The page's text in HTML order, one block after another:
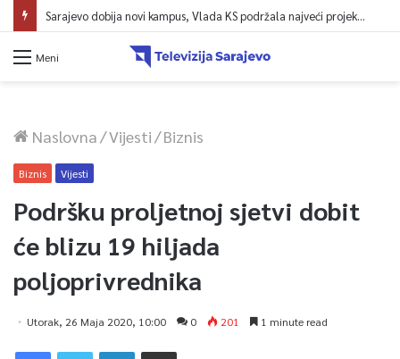
Sarajevo dobija novi kampus, Vlada KS podržala najveći projekt u historiji UNSA
Meni
Naslovna/Vijesti/Biznis
Biznis Vijesti
Podršku proljetnoj sjetvi dobit
će blizu 19 hiljada
poljoprivrednika
Utorak, 26 Maja 2020, 10:00 0 201 1 minute read